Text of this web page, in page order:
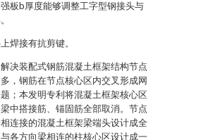
板b厚度能够调整工字型钢接头与
焊接有抗剪键。
决装配式钢筋混凝土框架结构节点
，钢筋在节点核心区内交叉形成网
；本发明专利将混凝土框架核心区
中搭接筋、锚固筋全部取消。节点
连接的混凝土框架梁端头设计成全
各方向梁相连的柱核心区设计成一